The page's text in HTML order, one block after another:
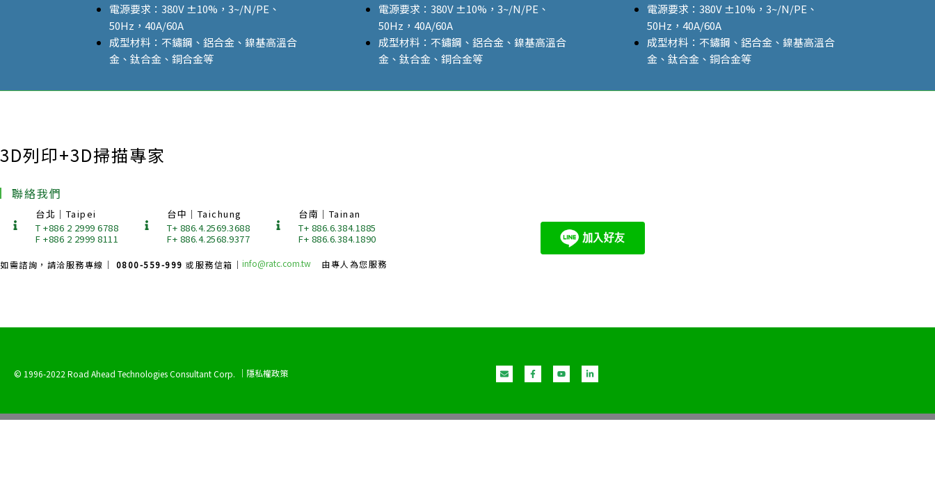
電源要求： 380V ±10% ， 3~/N/PE、
50Hz，40A/60A
成型材料：不鏽鋼、鋁合金、鎳基高溫合
金、鈦合金、銅合金等
電源要求： 380V ±10% ， 3~/N/PE、
50Hz，40A/60A
成型材料：不鏽鋼、鋁合金、鎳基高溫合
金、鈦合金、銅合金等
電源要求：380V ±10% ，3~/N/PE、
50Hz，40A/60A
成型材料：不鏽鋼、鋁合金、鎳基高溫合
金、鈦合金、銅合金等
3D列印+3D掃描專家
聯絡我們
台北｜Taipei
T +886 2 2999 6788
F +886 2 2999 8111
台中｜Taichung
T+ 886.4.2569.3688
F+ 886.4.2568.9377
台南｜Tainan
T+ 886.6.384.1885
F+ 886.6.384.1890
如需諮詢，請洽服務專線｜ 0800-559-999 或服務信箱｜ info@ratc.com.tw 由專人為您服務
© 1996-2022 Road Ahead Technologies Consultant Corp. ｜隱私權政策 E
n
v
p
F
a
c
o
Y
o
u
e
L
i
n
i